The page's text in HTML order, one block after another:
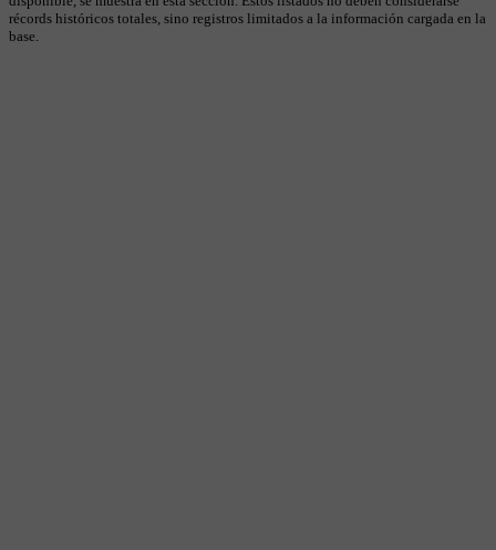
récords históricos totales, sino registros limitados a la información cargada en la
base.